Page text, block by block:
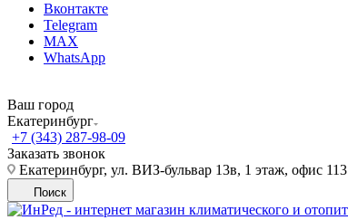
Вконтакте
Telegram
MAX
WhatsApp
Ваш город
Екатеринбург
+7 (343) 287-98-09
Заказать звонок
Екатеринбург, ул. ВИЗ-бульвар 13в, 1 этаж, офис 113
Поиск